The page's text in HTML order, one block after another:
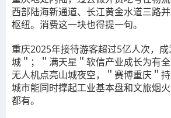
西部陆海新通道、长江黄金水道三路
枢纽。消费这一块也得提一句。
重庆2025年接待游客超过5亿人次，
城＂；＂满天星＂软信产业成长为有全
无人机点亮山城夜空，＂赛博重庆＂
城市能同时撑起工业基本盘和文旅烟
都有。